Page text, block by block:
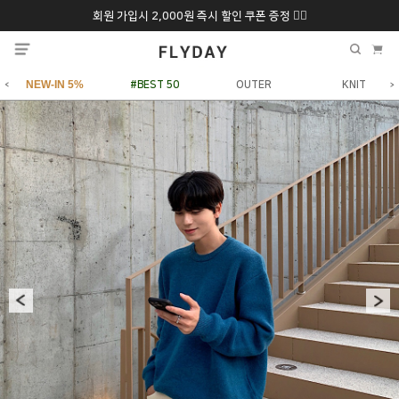
회원 가입시 2,000원 즉시 할인 쿠폰 증정 ❤️‍🔥
추석 특별 할인 10~20% 9/6 화 ~ 9/12월
NEW-IN 5% #BEST 50 OUTER KNIT